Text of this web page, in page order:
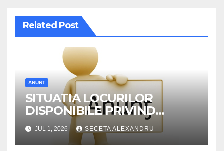
Related Post
ANUNT
SITUATIA LOCURILOR
DISPONIBILE PRIVIND
TRANSFERUL ELEVILOR IN
ANUL SCOLAR 2026-2027
JUL 1, 2026 SECETA ALEXANDRU